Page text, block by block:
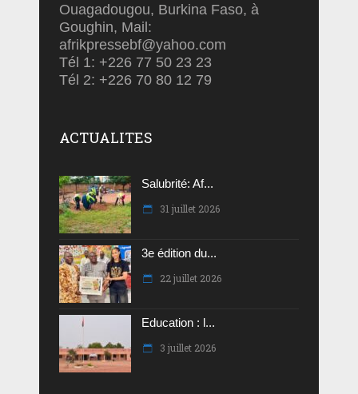
Ouagadougou, Burkina Faso, à
Goughin, Mail:
afrikpressebf@yahoo.com
Tél 1: +226 77 50 23 23
Tél 2: +226 70 80 12 79
ACTUALITES
Salubrité: Af...
31 juillet 2026
3e édition du...
22 juillet 2026
Education : l...
3 juillet 2026